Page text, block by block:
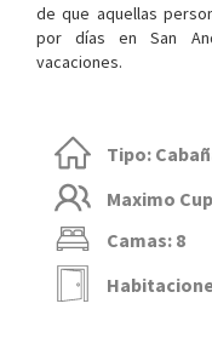
de que aquellas
por días en San
vacaciones.
Tipo:
Maximo
Camas: 8